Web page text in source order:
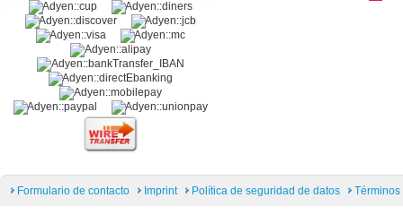
Formulario de contacto Imprint Política de seguridad de datos